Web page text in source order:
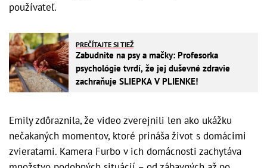
používateľ.
PREČÍTAJTE SI TIEŽ
Zabudnite na psy a mačky: Profesorka
psychológie tvrdí, že jej duševné zdravie
zachraňuje SLIEPKA V PLIENKE!
Emily zdôraznila, že video zverejnili len ako ukážku
nečakaných momentov, ktoré prináša život s domácimi
zvieratami. Kamera Furbo v ich domácnosti zachytáva